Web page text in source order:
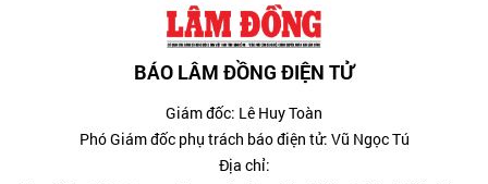
BÁO LÂM ĐỒNG ĐIỆN TỬ
Giám đốc: Lê Huy Toàn
Phó Giám đốc phụ trách báo điện tử: Vũ Ngọc Tú
Địa chỉ: